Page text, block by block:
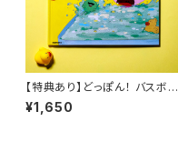
【特典あり】どっぽん！ バスボー
ル
¥1,650